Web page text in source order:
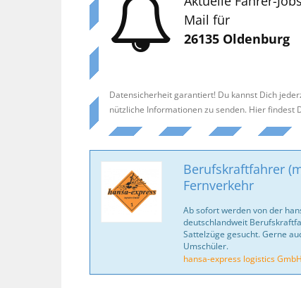
Mail für
26135 Oldenburg
Datensicherheit garantiert! Du kannst Dich
nützliche Informationen zu senden. Hier findest
Berufskraftfahrer
Fernverkehr
Ab sofort werden von der
deutschlandweit
Sattelzüge gesucht. Gerne
Umschüler.
hansa-express logistics GmbH